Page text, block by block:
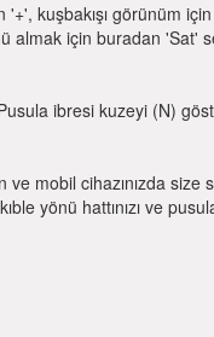
kuşbakışı görünüm için
almak için buradan 'Sat'
ibresi kuzeyi (N)
ve mobil cihazınızda
yönü hattınızı ve pusula